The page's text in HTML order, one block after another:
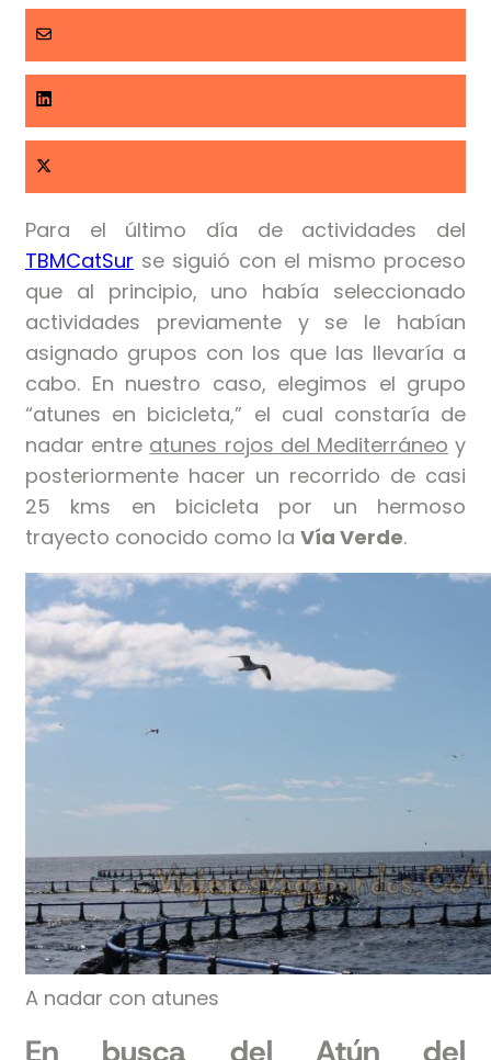
Para el último día de actividades del
TBMCatSur se siguió con el mismo proceso
que al principio, uno había seleccionado
actividades previamente y se le habían
asignado grupos con los que las llevaría a
cabo. En nuestro caso, elegimos el grupo
“atunes en bicicleta,” el cual constaría de
nadar entre atunes rojos del Mediterráneo y
posteriormente hacer un recorrido de casi
25 kms en bicicleta por un hermoso
trayecto conocido como la Vía Verde.
A nadar con atunes
En busca del Atún del